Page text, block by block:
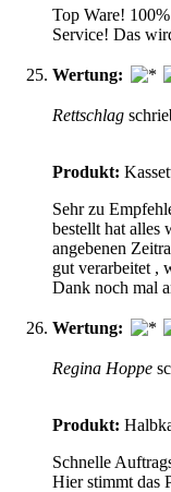
Top Ware!
Service! Das
Wertung:
Rettschlag
Produkt:
Sehr zu
bestellt hat alles
angebenen
gut verarbeitet ,
Dank noch mal
Wertung:
Regina Hoppe
Produkt:
Schnelle
Hier stimmt das